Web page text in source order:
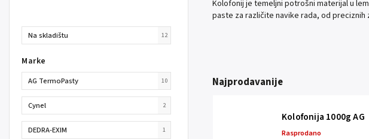
Na skladištu 12
Marke
AG TermoPasty 10
Cynel 2
DEDRA-EXIM 1
Kolofonij je temeljni potrošni materijal u
paste za različite navike rada, od
Najprodavanije
Kolofonija 1000g AG
Rasprodano